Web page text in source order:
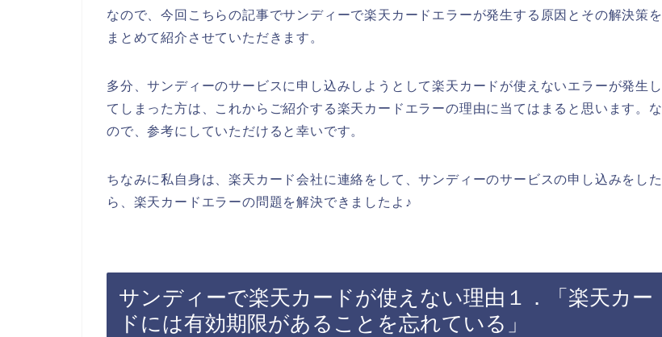
なので、今回こちらの記事でサンディーで楽天カードエラーが発生する原因とその解決策を
まとめて紹介させていただきます。
多分、サンディーのサービスに申し込みしようとして楽天カードが使えないエラーが発生し
てしまった方は、これからご紹介する楽天カードエラーの理由に当てはまると思います。な
ので、参考にしていただけると幸いです。
ちなみに私自身は、楽天カード会社に連絡をして、サンディーのサービスの申し込みをした
ら、楽天カードエラーの問題を解決できましたよ♪
サンディーで楽天カードが使えない理由１．「楽天カー
ドには有効期限があることを忘れている」